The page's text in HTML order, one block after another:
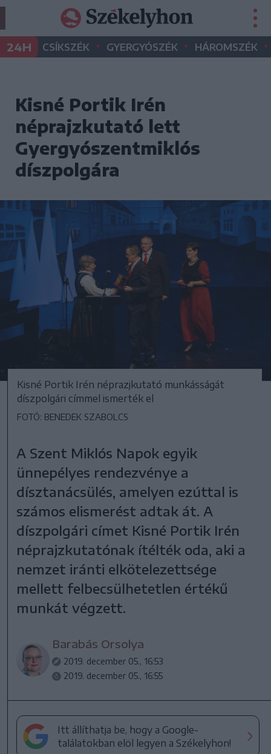
24H CSÍKSZÉK • GYERGYÓSZÉK • HÁROMSZÉK •
Kisné Portik Irén
néprajzkutató lett
Gyergyószentmiklós
díszpolgára
Kisné Portik Irén néprazjkutató munkásságát
díszpolgári címmel ismerték el
FOTÓ: BENEDEK SZABOLCS
A Szent Miklós Napok egyik
ünnepélyes rendezvénye a
dísztanácsülés, amelyen ezúttal is
számos elismerést adtak át. A
díszpolgári címet Kisné Portik Irén
néprajzkutatónak ítélték oda, aki a
nemzet iránti elkötelezettsége
mellett felbecsülhetetlen értékű
munkát végzett.
Barabás Orsolya
2019. december 05., 16:53
2019. december 05., 16:55
Itt állíthatja be, hogy a Google-
találatokban elöl legyen a Székelyhon!